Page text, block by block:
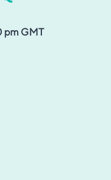
pm GMT